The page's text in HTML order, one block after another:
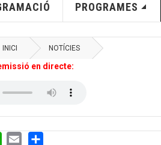
PROGRAMES
INICI NOTÍCIES
en directe: